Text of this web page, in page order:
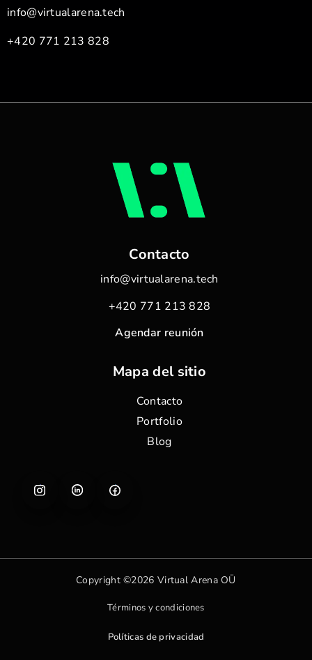
info@virtualarena.tech
+420 771 213 828
Contacto
info@virtualarena.tech
+420 771 213 828
Agendar reunión
Mapa del sitio
Contacto
Portfolio
Blog
Copyright ©2026 Virtual Arena OÜ
Términos y condiciones
Políticas de privacidad